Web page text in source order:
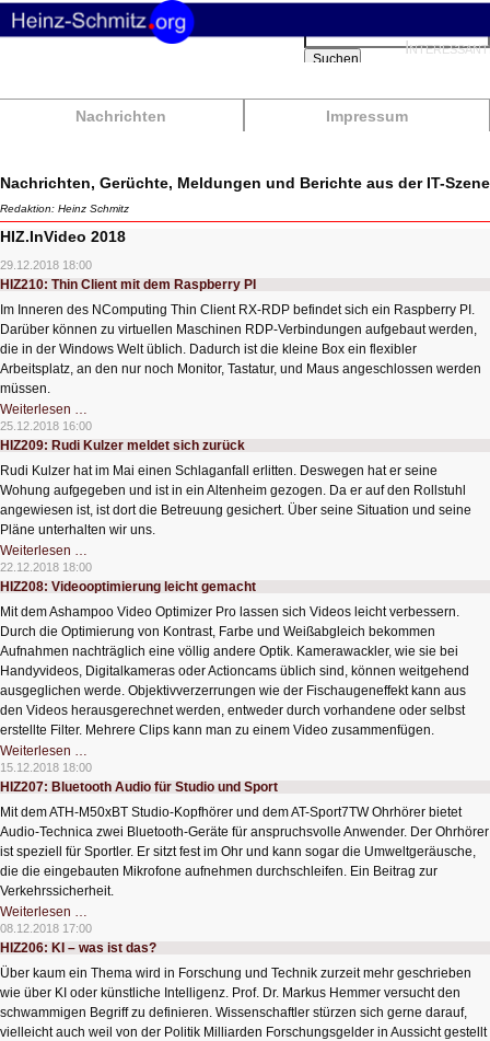
Nachrichten Impressum
Suchbegriffe
Suchen
Nachrichten, Gerüchte, Meldungen und Berichte aus der IT-Szene
Redaktion: Heinz Schmitz
HIZ.InVideo 2018
29.12.2018 18:00
HIZ210: Thin Client mit dem Raspberry PI
Im Inneren des NComputing Thin Client RX-RDP befindet sich ein Raspberry PI.
Darüber können zu virtuellen Maschinen RDP-Verbindungen aufgebaut werden,
die in der Windows Welt üblich. Dadurch ist die kleine Box ein flexibler
Arbeitsplatz, an den nur noch Monitor, Tastatur, und Maus angeschlossen werden
müssen.
Weiterlesen …
Thin
Client
mit
Raspberry
PI
25.12.2018 16:00
HIZ209: Rudi Kulzer meldet sich zurück
Rudi Kulzer hat im Mai einen Schlaganfall erlitten. Deswegen hat er seine
Wohung aufgegeben und ist in ein Altenheim gezogen. Da er auf den Rollstuhl
angewiesen ist, ist dort die Betreuung gesichert. Über seine Situation und seine
Pläne unterhalten wir uns.
Weiterlesen …
Rudi
Kulzer
meldet
zurück
22.12.2018 18:00
HIZ208: Videooptimierung leicht gemacht
Mit dem Ashampoo Video Optimizer Pro lassen sich Videos leicht verbessern.
Durch die Optimierung von Kontrast, Farbe und Weißabgleich bekommen
Aufnahmen nachträglich eine völlig andere Optik. Kamerawackler, wie sie bei
Handyvideos, Digitalkameras oder Actioncams üblich sind, können weitgehend
ausgeglichen werde. Objektivverzerrungen wie der Fischaugeneffekt kann aus
den Videos herausgerechnet werden, entweder durch vorhandene oder selbst
erstellte Filter. Mehrere Clips kann man zu einem Video zusammenfügen.
Weiterlesen …
Videooptimierung
leicht
gemacht
15.12.2018 18:00
HIZ207: Bluetooth Audio für Studio und Sport
Mit dem ATH-M50xBT Studio-Kopfhörer und dem AT-Sport7TW Ohrhörer bietet
Audio-Technica zwei Bluetooth-Geräte für anspruchsvolle Anwender. Der Ohrhörer
ist speziell für Sportler. Er sitzt fest im Ohr und kann sogar die Umweltgeräusche,
die die eingebauten Mikrofone aufnehmen durchschleifen. Ein Beitrag zur
Verkehrssicherheit.
Weiterlesen …
Bluetooth
Audio
für
und
Sport
08.12.2018 17:00
HIZ206: KI – was ist das?
Über kaum ein Thema wird in Forschung und Technik zurzeit mehr geschrieben
wie über KI oder künstliche Intelligenz. Prof. Dr. Markus Hemmer versucht den
schwammigen Begriff zu definieren. Wissenschaftler stürzen sich gerne darauf,
vielleicht auch weil von der Politik Milliarden Forschungsgelder in Aussicht gestellt